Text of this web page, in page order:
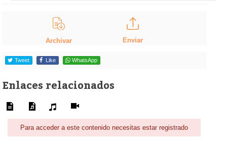
Archivar Enviar
Tweet Like WhatsApp
Enlaces relacionados
Para acceder a este contenido necesitas estar registrado